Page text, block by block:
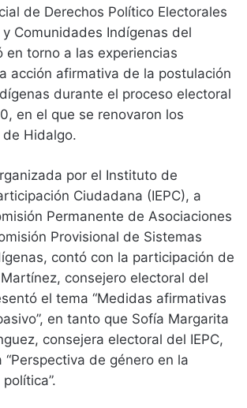
de Derechos Político Electorales
Comunidades Indígenas del
en torno a las experiencias
acción afirmativa de la postulación
durante el proceso electoral
en el que se renovaron los
Hidalgo.
por el Instituto de
Ciudadana (IEPC), a
Permanente de Asociaciones
Provisional de Sistemas
contó con la participación de
consejero electoral del
el tema “Medidas afirmativas
en tanto que Sofía Margarita
consejera electoral del IEPC,
“Perspectiva de género en la